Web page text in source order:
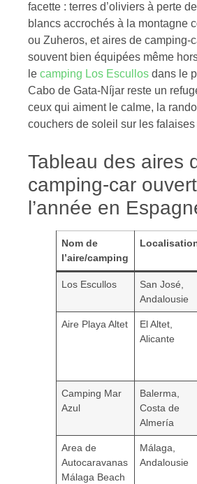
facette : terres d’oliviers à perte
blancs accrochés à la montagne
ou Zuheros, et aires de camping-
souvent bien équipées même
le camping Los Escullos dans le
Cabo de Gata-Níjar reste un
ceux qui aiment le calme, la
couchers de soleil sur les falaises
Tableau des aires
camping-car
l’année en
Nom de
l’aire/camping
Los Escullos
San José,
Andalousie
Aire Playa Altet
El Altet,
Alicante
Camping Mar
Azul
Balerma,
Costa de
Almería
Area de
Autocaravanas
Málaga Beach
Málaga,
Andalousie